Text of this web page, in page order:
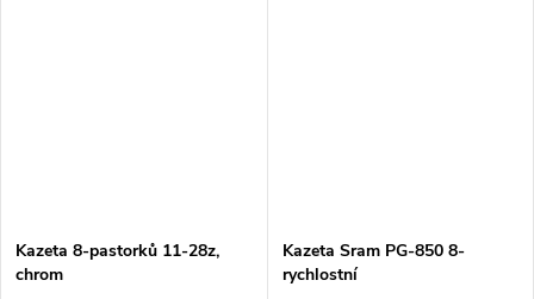
Kazeta 8-pastorků 11-28z,
chrom
Kazeta Sram PG-850 8-
rychlostní